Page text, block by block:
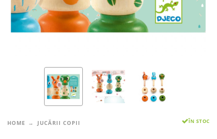
HOME JUCĂRII COPII ÎN STOC